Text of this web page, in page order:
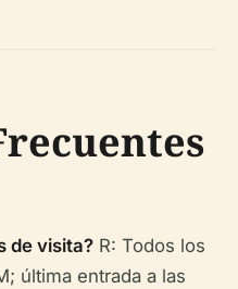
de visita? R: Todos los
última entrada a las